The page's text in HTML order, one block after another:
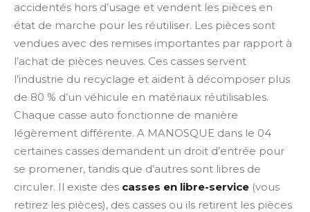
accidentés hors d’usage et vendent les pièces en
état de marche pour les réutiliser. Les pièces sont
vendues avec des remises importantes par rapport à
l’achat de pièces neuves. Ces casses servent
l’industrie du recyclage et aident à décomposer plus
de 80 % d’un véhicule en matériaux réutilisables.
Chaque casse auto fonctionne de manière
légèrement différente. A MANOSQUE dans le 04
certaines casses demandent un droit d’entrée pour
se promener, tandis que d’autres sont libres de
circuler. Il existe des casses en libre-service (vous
retirez les pièces), des casses ou ils retirent les pièces